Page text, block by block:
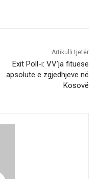
Artikulli tjetër
Exit Poll-i: VV’ja fituese
apsolute e zgjedhjeve në
Kosovë